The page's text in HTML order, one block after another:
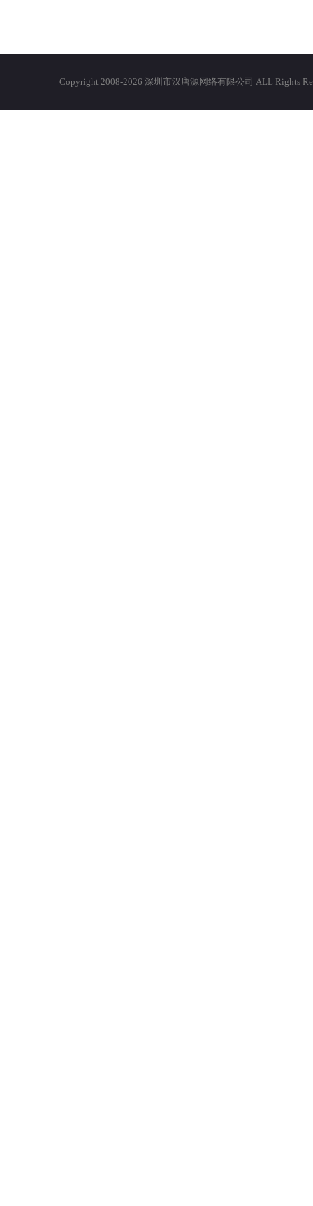
Copyright 2008-2026 深圳市汉唐源网络有限公司 ALL Rights